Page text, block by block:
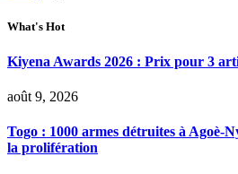
What's Hot
Kiyena Awards 2026 : Prix pour 3
août 9, 2026
Togo : 1000 armes détruites à Agoè-
la prolifération